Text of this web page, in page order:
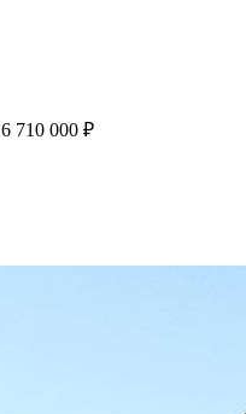
6 710 000 ₽